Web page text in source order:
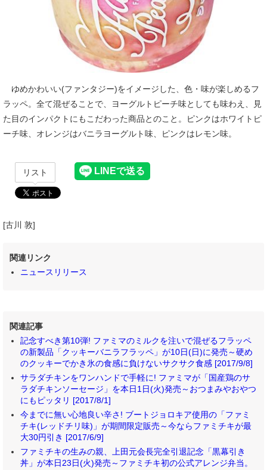
ゆめかわいい(ファンタジー)をイメージした、色・味が楽しめるフ
ラッペ。全て混ぜることで、ヨーグルトピーチ味としても味わえ、見
た目のインパクトにもこだわった商品とのこと。ピンクはホワイトピ
ーチ味、オレンジはバニラヨーグルト味、ピンクはレモン味。
リスト
[古川 敦]
関連リンク
ニュースリリース
関連記事
記念すべき第10弾! ファミマのミルクを注いで混ぜるフラッペ
の新製品「クッキーバニラフラッペ」が10日(日)に発売～硬め
のクッキーでかき氷の食感に負けないサクサク食感 [2017/9/8]
サラダチキンをワンハンドで手軽に! ファミマが「国産鶏のサ
ラダチキンソーセージ」を本日1日(火)発売～おつまみやおやつ
にもピッタリ [2017/8/1]
今までに無い心地良い辛さ! ブートジョロキア使用の「ファミ
チキ(レッドチリ味)」が期間限定販売～今ならファミチキが最
大30円引き [2017/6/9]
ファミチキの生みの親、上田元会長完全引退記念「黒幕引き
丼」が本日23日(火)発売～ファミチキ初の公式アレンジ弁当。